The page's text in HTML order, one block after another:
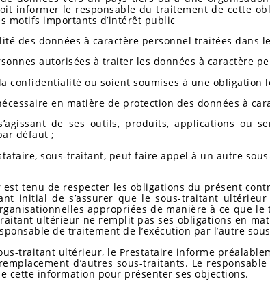
informer le responsable du traitement de cette
motifs importants d’intérêt public
des données à caractère personnel traitées dans
autorisées à traiter les données à caractère
la confidentialité ou soient soumises à une
en matière de protection des données à
de ses outils, produits, applications ou
défaut ;
sous-traitant, peut faire appel à un autre
tenu de respecter les obligations du présent
initial de s’assurer que le sous-traitant
appropriées de manière à ce que
ultérieur ne remplit pas ses obligations en
de traitement de l’exécution par l’autre
traitant ultérieur, le Prestataire informe
d’autres sous-traitants. Le
cette information pour présenter ses objections.